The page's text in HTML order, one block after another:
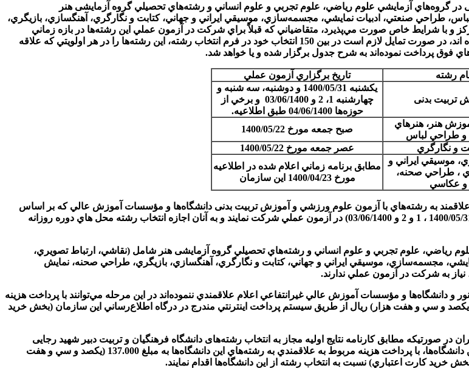
در گروه‌هاي آزمايشي علوم رياضي، علوم تجربي و علوم انساني و رشته‌هاي تحصيلي گروه آزمايشی هنر
طراحي صنعتي، ادبيات نمايشي، مجسمه‌سازي، موسيقي ايراني و جهاني، كتابت و نگارگري، آهنگسازي، بازيگري،
عروسكي و عكاسي) در آزمون سراسري سال 1400 بصورت متمركز و با شرايط خاص صورت مي‌پذيرد، متقاضياني كه قبلاً براي شركت در آزمون عملي اين رشته‌ها در بازه زماني
(06/04/1400 لغايت 12/04/1400) اعلام علاقمندي كرده و در آزمون عملي آنها شركت نموده اند، در صورت تمایل لازم است در بين 150 انتخاب خود در فرم انتخاب رشته، اين رشته‌ها را در هر اولويتي كه علاقه
فوق پرداخت نموده‌اند به شرح جدول برگزار شده و يا خواهد شد.
تاريخ برگزاري آزمون عملي
تربیت بدنی
یکشنبه 1400/05/31 و دوشنبه، سه شنبه و
چهارشنبه 1، 2 و 03/06/1400 و برخي از
حوزه‌ها 04/06/1400 طبق اطلاعیه.
هنر، هنرهاي
و طراحي لباس
صبح جمعه مورخ 1400/05/22
و نگارگري عصر جمعه مورخ 1400/05/22
موسيقي ايراني و
، طراحي صحنه،
عكاسي
مطابق برنامه زماني اعلام شده در اطلاعيه
مورخ 1400/04/23 اين سازمان
علاقمند به رشته‌هاي با آزمون علوم ورزشي و آموزش تربیت بدنی دانشگاه‌ها و مؤسسات آموزش عالي كه بر اساس
كارنامه نتايج اوليه در دوره روزانه و نوبت دوم مجاز نشده‌اند، لازم است در زمان مقرر (1400/05/31 ، 1 و 2 و 03/06/1400) در آزمون عملي شركت نمایند و به آنان اجازه انتخاب رشته محل هاي دوره روزانه
علوم رياضي، علوم تجربي و علوم انساني و رشته‌هاي تحصيلي گروه آزمايشی هنر شامل (نقاشي، ارتباط تصويري،
مجسمه‌سازي، موسيقي ايراني و جهاني، كتابت و نگارگري، آهنگسازي، بازيگري، طراحي صحنه، نمايش
به شرکت در آزمون عملي ندارند.
و دانشگاه‌ها و مؤسسات آموزش عالي غيرانتفاعي اعلام علاقمندي ننموده‌اند در اين مرحله مي‌توانند با پرداخت هزينه
به علاقمندي به هر يک از اين دوره‌ها هر کدام به صورت جداگانه به مبلغ 137.000 (يكصد و سي و هفت هزار) ريال از طريق سيستم پرداخت اينترنتي مندرج در درگاه اطلاع‌رساني اين سازمان (بخش خريد
در صورتیکه مطابق کارنامه نتایج اولیه مجاز به انتخاب رشته‌های دانشگاه فرهنگیان و تربیت دبیر شهید رجایی
شده‌اند در اين مرحله مي‌توانند با اطمینان از داشتن شرایط برای پذیرش در رشته های این دانشگاه‌ها، با پرداخت هزينه مربوط به علاقمندي به رشته‌هاي اين دانشگاه‌ها به مبلغ 137.000 (يكصد و سي و هفت
خريد كارت اعتباري) نسبت به انتخاب رشته از اين دانشگاه‌ها اقدام نمايند.